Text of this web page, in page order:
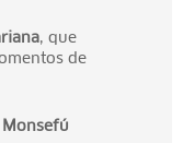
, que
de
Monsefú